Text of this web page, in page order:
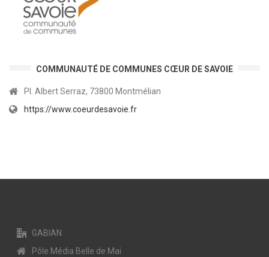
COMMUNAUTÉ DE COMMUNES CŒUR DE SAVOIE
Pl. Albert Serraz, 73800 Montmélian
https://www.coeurdesavoie.fr
GABIAN
Pôle Média Belle de Mai